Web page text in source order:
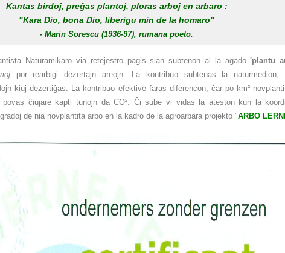
Kantas birdoj, preĝas plantoj, ploras arboj en arbaro :
"Kara Dio, bona Dio, liberigu min de la homaro"
- Marin Sorescu (1936-97), rumana poeto.
Naturamikaro via retejestro pagis sian subtenon al la agado'plantu
por rearbigi dezertajn areojn. La kontribuo subtenas la naturmedion,
kiuj dezertiĝas. La kontribuo efektive faras diferencon, ĉar po km²
povas ĉiujare kapti tunojn da CO². Ĉi sube vi vidas la ateston kun la
de nia novplantita arbo en la kadro de la agroarbara projekto "ARBO